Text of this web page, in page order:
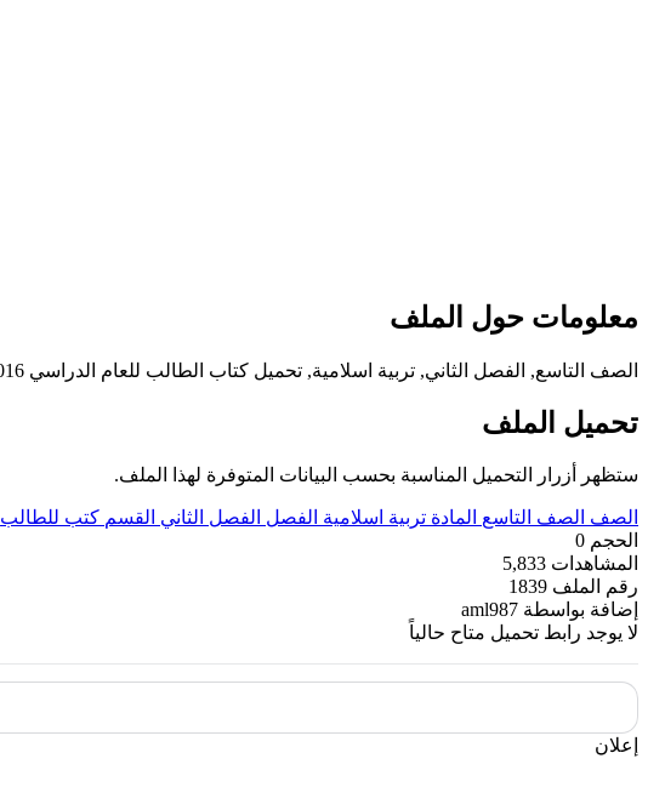
معلومات حول الملف
الصف التاسع, الفصل الثاني, تربية اسلامية, تحميل كتاب الطالب للعام الدراسي 2016-2017
تحميل الملف
ستظهر أزرار التحميل المناسبة بحسب البيانات المتوفرة لهذا الملف.
الصف الصف التاسع المادة تربية اسلامية الفصل الفصل الثاني القسم كتب للطالب
الحجم 0
المشاهدات 5,833
رقم الملف 1839
إضافة بواسطة aml987
لا يوجد رابط تحميل متاح حالياً
إعلان